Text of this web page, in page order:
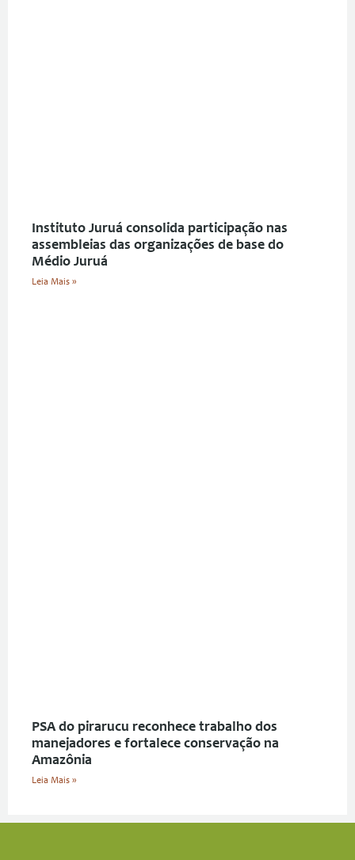
Instituto Juruá consolida participação nas
assembleias das organizações de base do
Médio Juruá
Leia Mais »
PSA do pirarucu reconhece trabalho dos
manejadores e fortalece conservação na
Amazônia
Leia Mais »